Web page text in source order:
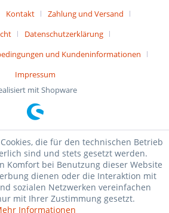
Kontakt
Zahlung und Versand
Datenschutzerklärung
und Kundeninformationen
Impressum
mit Shopware
die für den technischen Betrieb
sind und stets gesetzt werden.
Komfort bei Benutzung dieser Website
dienen oder die Interaktion mit
sozialen Netzwerken vereinfachen
mit Ihrer Zustimmung gesetzt.
Informationen